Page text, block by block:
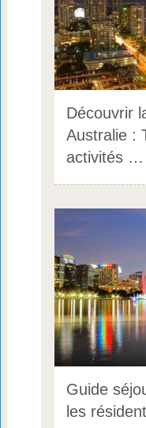
Découvrir
Australie :
activités …
Guide
les